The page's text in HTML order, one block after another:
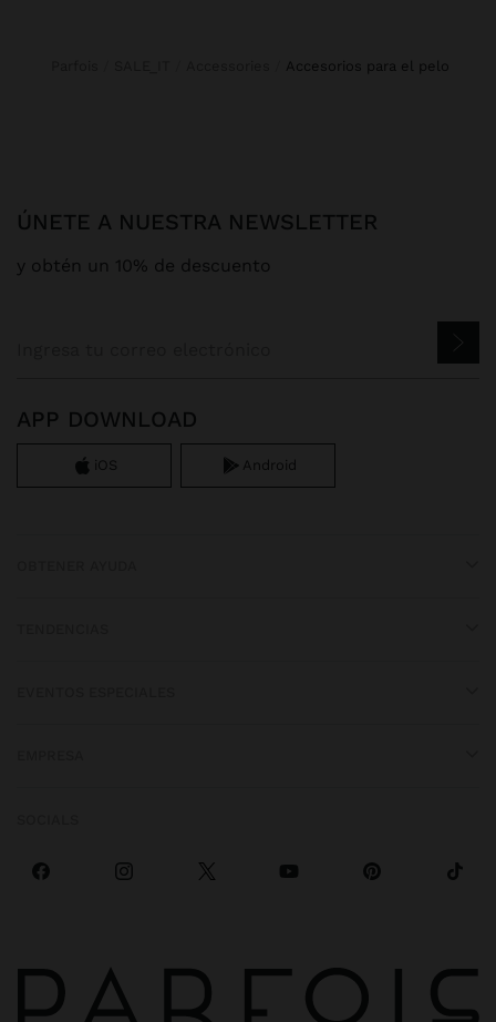
accesorios para el pelo
ÚNETE A NUESTRA NEWSLETTER
y obtén un 10% de descuento
APP DOWNLOAD
iOS Android